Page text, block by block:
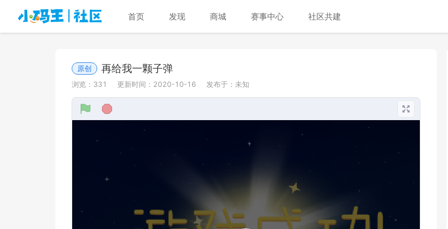
首页 发现 商城 赛事中心 社区共建
原创 再给我一颗子弹
浏览： 331 更新时间： 2020-10-16 发布于： 未知